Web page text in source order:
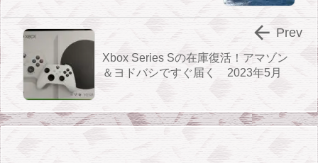
Xbox Series S​の在庫復活！アマゾン
＆ヨドバシですぐ届く 2023年5月
 Prev